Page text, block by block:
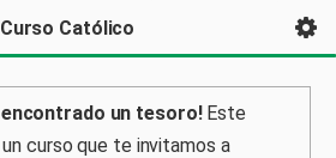
Curso Católico
encontrado un tesoro!Este
curso que te invitamos a